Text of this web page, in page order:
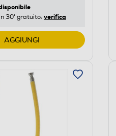
30' gratuito: verifica
AGGIUNGI